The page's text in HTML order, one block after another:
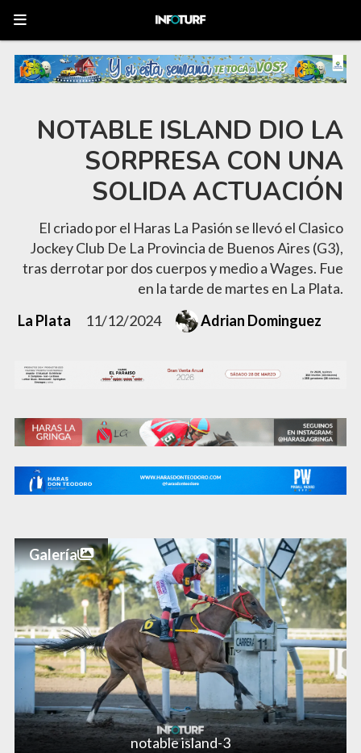
NOTABLE ISLAND DIO LA
SORPRESA CON UNA
SOLIDA ACTUACIÓN
El criado por el Haras La Pasión se llevó el Clasico
Jockey Club De La Provincia de Buenos Aires (G3),
tras derrotar por dos cuerpos y medio a Wages. Fue
en la tarde de martes en La Plata.
La Plata
11/12/2024 Adrian Dominguez
notable island-3
Galería